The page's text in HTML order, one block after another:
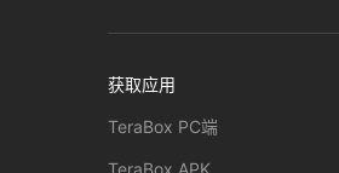
获取应用
TeraBox PC端
TeraBox APK